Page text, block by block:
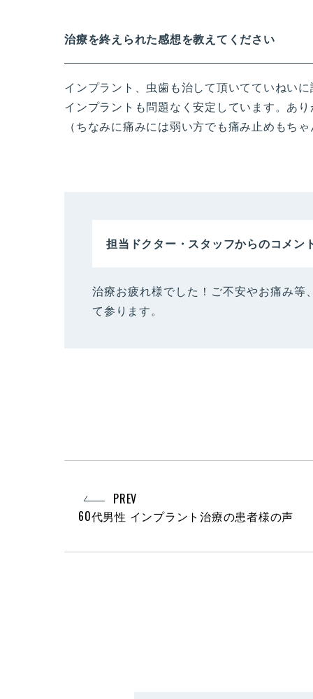
治療を終えられた感想を教えてください
インプラント、虫歯も治して頂いてていねい
インプラントも問題なく安定しています。あ
（ちなみに痛みには弱い方でも痛み止めもち
担当ドクター・スタッフからのコメン
治療お疲れ様でした！ご不安やお痛み
て参ります。
PREV
60代男性 インプラント治療の患者様の声